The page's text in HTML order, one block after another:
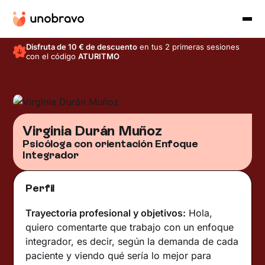
Disfruta de 10 € de descuento en tus 2 primeras sesiones
con el códigoATURITMO
Virginia Durán Muñoz
Psicóloga con orientación Enfoque
Integrador
Perfil
Trayectoria profesional y objetivos: Hola,
quiero comentarte que trabajo con un enfoque
integrador, es decir, según la demanda de cada
paciente y viendo qué sería lo mejor para